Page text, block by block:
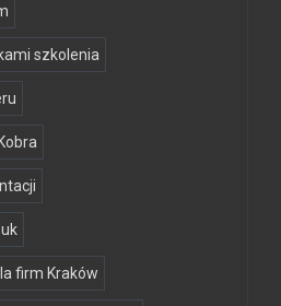
szkolenia
firm Kraków